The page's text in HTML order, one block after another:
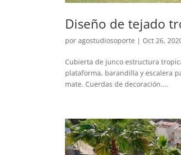
Diseño de tejado
poragostudiosoporte | Oct 26,
Cubierta de junco estructura
plataforma, barandilla y escalera
mate. Cuerdas de decoración....